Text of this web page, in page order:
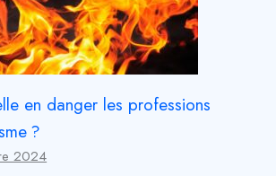
en danger les professions
?
2024